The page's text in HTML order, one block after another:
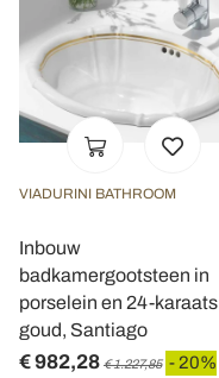
VIADURINI BATHROOM
Inbouw
badkamergootsteen in
porselein en 24-karaats
goud, Santiago
€ 982,28 € 1.227,85 - 20%